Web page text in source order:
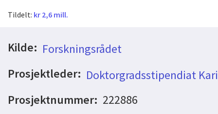
Tildelt: kr 2,6 mill.
Kilde: Forskningsrådet
Prosjektleder: Doktorgradsstipendiat
Prosjektnummer: 222886